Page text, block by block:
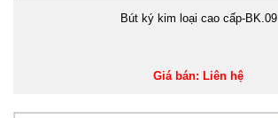
Bút ký kim loại cao cấp-BK.09
Giá bán: Liên hệ